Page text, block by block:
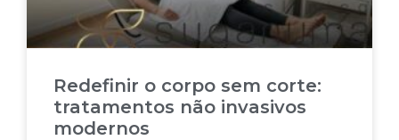
Redefinir o corpo sem corte:
tratamentos não invasivos
modernos